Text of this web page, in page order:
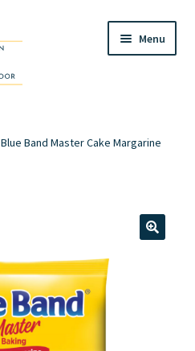
Menu
Blue Band Master Cake Margarine